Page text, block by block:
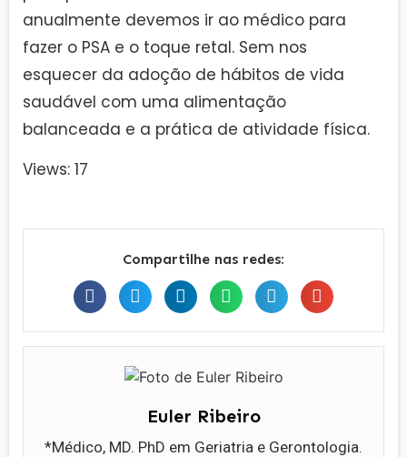
anualmente devemos ir ao médico para
fazer o PSA e o toque retal. Sem nos
esquecer da adoção de hábitos de vida
saudável com uma alimentação
balanceada e a prática de atividade física.
Views: 17
Compartilhe nas redes:
Euler Ribeiro
*Médico, MD. PhD em Geriatria e Gerontologia.